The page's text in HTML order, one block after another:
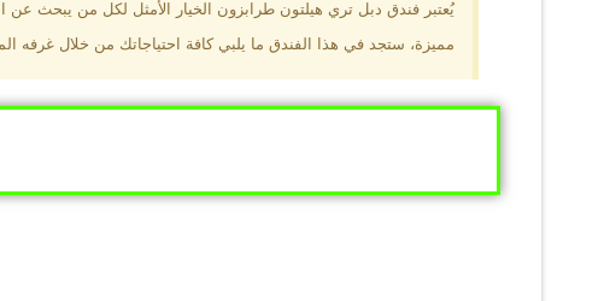
والجبال الخضراء.
يُعتبر فندق دبل تري هيلتون طرابزون الخيار الأمثل لكل من يبحث
مميزة، ستجد في هذا الفندق ما يلبي كافة احتياجاتك من خلال غرفه